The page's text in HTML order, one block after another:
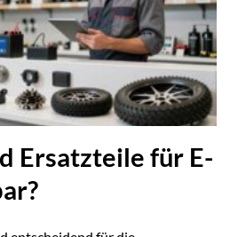
Ersatzteile für E-